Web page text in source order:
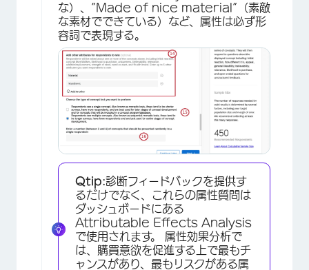
×
な）、”Made of nice material”（素敵
な素材でできている）など、属性は必ず形
容詞で表現する。
Qtip:診断フィードバックを提供す
るだけでなく、これらの属性質問は
ダッシュボードにある
Attributable Effects Analysis
で使用されます。 属性効果分析で
は、購買意欲を促進する上で最もチ
ャンスがあり、最もリスクがある属